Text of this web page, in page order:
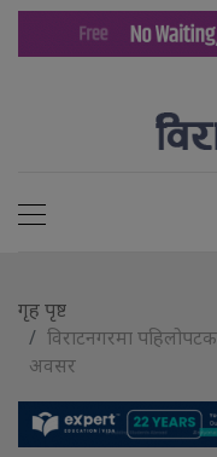
गृह पृष्ट
विराटनगरमा
अवसर